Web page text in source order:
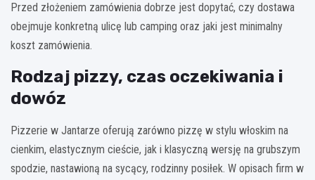
Przed złożeniem zamówienia dobrze jest dopytać, czy dostawa
obejmuje konkretną ulicę lub camping oraz jaki jest minimalny
koszt zamówienia.
Rodzaj pizzy, czas oczekiwania i
dowóz
Pizzerie w Jantarze oferują zarówno pizzę w stylu włoskim na
cienkim, elastycznym cieście, jak i klasyczną wersję na grubszym
spodzie, nastawioną na sycący, rodzinny posiłek. W opisach firm w